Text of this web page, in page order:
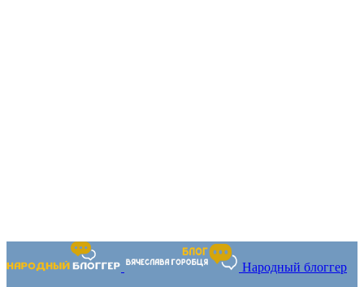
Народный блоггер